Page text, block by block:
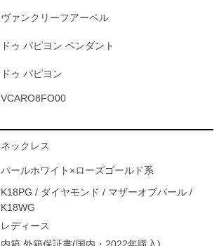
ヴァンクリーフアーペル
ドゥ パピヨン ペンダント
ドゥ パピヨン
VCARO8FO00
ネックレス
パールホワイト×ローズゴールド系
K18PG / ダイヤモンド / マザーオブパール /
K18WG
レディース